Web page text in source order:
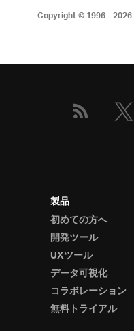
Copyright © 1996 - 2026
製品
初めての方へ
開発ツール
UXツール
データ可視化
コラボレーション
無料トライアル